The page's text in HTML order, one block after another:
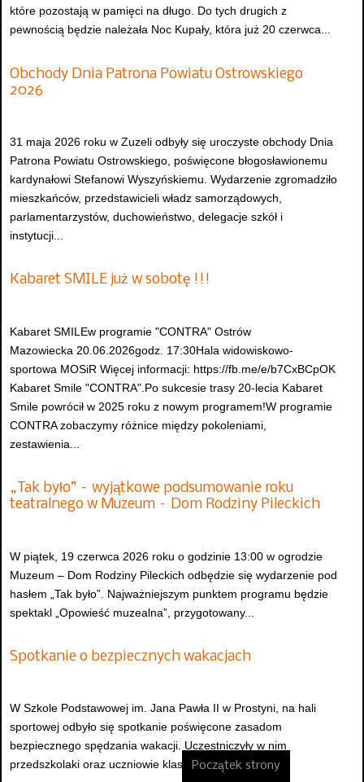
które pozostają w pamięci na długo. Do tych drugich z
pewnością będzie należała Noc Kupały, która już 20 czerwca...
Obchody Dnia Patrona Powiatu Ostrowskiego
2026
31 maja 2026 roku w Zuzeli odbyły się uroczyste obchody Dnia
Patrona Powiatu Ostrowskiego, poświęcone błogosławionemu
kardynałowi Stefanowi Wyszyńskiemu. Wydarzenie zgromadziło
mieszkańców, przedstawicieli władz samorządowych,
parlamentarzystów, duchowieństwo, delegacje szkół i
instytucji...
Kabaret SMILE już w sobotę !!!
Kabaret SMILEw programie "CONTRA" Ostrów
Mazowiecka 20.06.2026godz. 17:30Hala widowiskowo-
sportowa MOSiR Więcej informacji: https://fb.me/e/b7CxBCpOK
Kabaret Smile "CONTRA".Po sukcesie trasy 20-lecia Kabaret
Smile powrócił w 2025 roku z nowym programem!W programie
CONTRA zobaczymy różnice między pokoleniami,
zestawienia...
„Tak było” – wyjątkowe podsumowanie roku
teatralnego w Muzeum – Dom Rodziny Pileckich
W piątek, 19 czerwca 2026 roku o godzinie 13:00 w ogrodzie
Muzeum – Dom Rodziny Pileckich odbędzie się wydarzenie pod
hasłem „Tak było”. Najważniejszym punktem programu będzie
spektakl „Opowieść muzealna”, przygotowany...
Spotkanie o bezpiecznych wakacjach
W Szkole Podstawowej im. Jana Pawła II w Prostyni, na hali
sportowej odbyło się spotkanie poświęcone zasadom
bezpiecznego spędzania wakacji. Uczestniczyły w nim
przedszkolaki oraz uczniowie klas I–VIII, którzy mieli...
Początek strony